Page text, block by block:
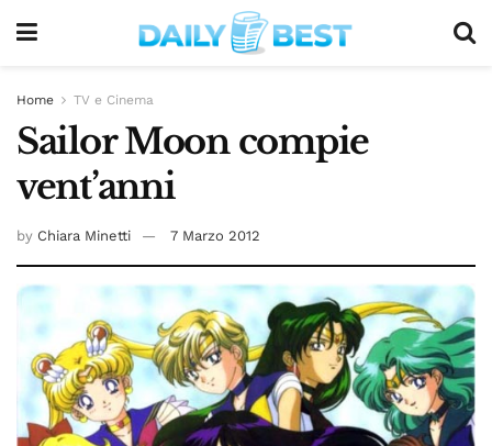
Home TV e Cinema
Sailor Moon compie
vent’anni
by Chiara Minetti 7 Marzo 2012